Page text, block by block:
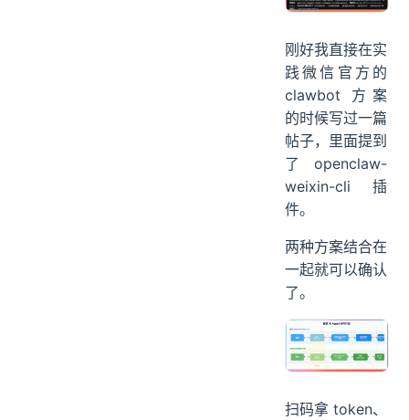
刚好我直接在实
践微信官方的
clawbot 方案
的时候写过一篇
帖子，里面提到
了 openclaw-
weixin-cli 插
件。
两种方案结合在
一起就可以确认
了。
扫码拿 token、